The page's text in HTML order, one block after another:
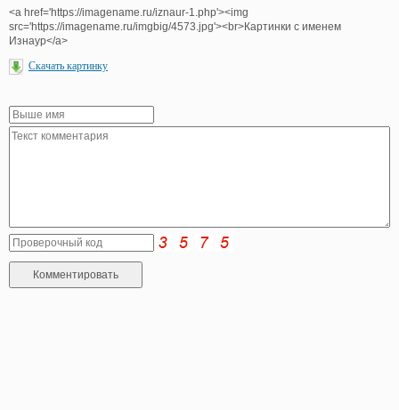
<a href='https://imagename.ru/iznaur-1.php'><img
src='https://imagename.ru/imgbig/4573.jpg'><br>Картинки с именем
Изнаур</a>
Скачать картинку